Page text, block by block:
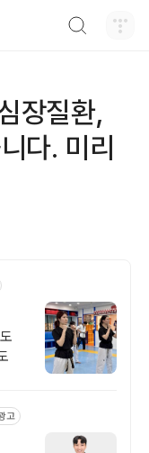
장질환,
다. 미리
고